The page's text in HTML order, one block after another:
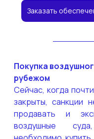
Заказать
Покупка
рубежом
Сейчас, когда
закрыты, санкции
продавать и
воздушные